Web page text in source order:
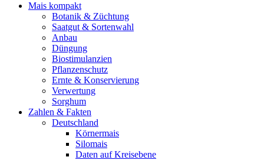
Mais kompakt
Botanik & Züchtung
Saatgut & Sortenwahl
Anbau
Düngung
Biostimulanzien
Pflanzenschutz
Ernte & Konservierung
Verwertung
Sorghum
Zahlen & Fakten
Deutschland
Körnermais
Silomais
Daten auf Kreisebene